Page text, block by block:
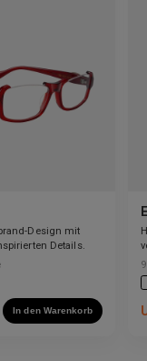
Design mit
Details.
In den Warenkorb
9